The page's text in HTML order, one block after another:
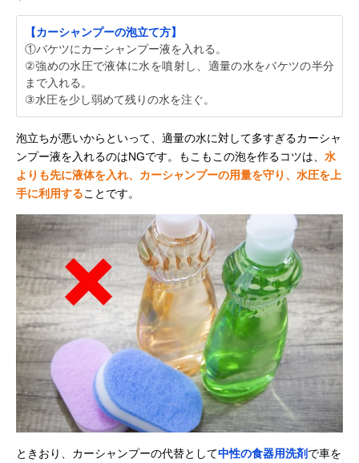
【カーシャンプーの泡立て方】
①バケツにカーシャンプー液を入れる。
②強めの水圧で液体に水を噴射し、適量の水をバケツの半分
まで入れる。
③水圧を少し弱めて残りの水を注ぐ。
泡立ちが悪いからといって、適量の水に対して多すぎるカーシャ
ンプー液を入れるのはNGです。もこもこの泡を作るコツは、 水
よりも先に液体を入れ、カーシャンプーの用量を守り、水圧を上
手に利用することです。
ときおり、カーシャンプーの代替として中性の食器用洗剤で車を